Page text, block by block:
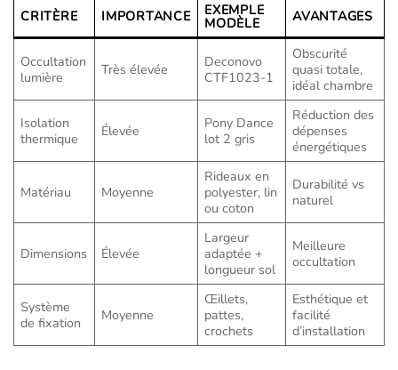
CRITÈRE IMPORTANCE EXEMPLE
MODÈLE AVANTAGES
Occultation
lumière
Très élevée
Deconovo
CTF1023-1
Obscurité
quasi totale,
idéal chambre
Isolation
thermique
Élevée
Pony Dance
lot 2 gris
Réduction des
dépenses
énergétiques
Matériau Moyenne
Rideaux en
polyester, lin
ou coton
Durabilité vs
naturel
Dimensions Élevée
Largeur
adaptée +
longueur sol
Meilleure
occultation
Système
de fixation
Moyenne
Œillets,
pattes,
crochets
Esthétique et
facilité
d’installation